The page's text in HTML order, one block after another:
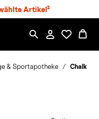
Artikel²
& Sportapotheke Chalk